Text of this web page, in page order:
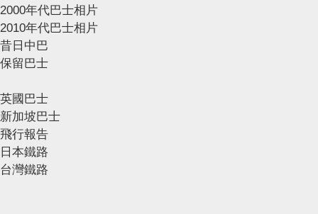
2000年代巴士相片
2010年代巴士相片
昔日中巴
保留巴士
英國巴士
新加坡巴士
飛行報告
日本鐵路
台灣鐵路